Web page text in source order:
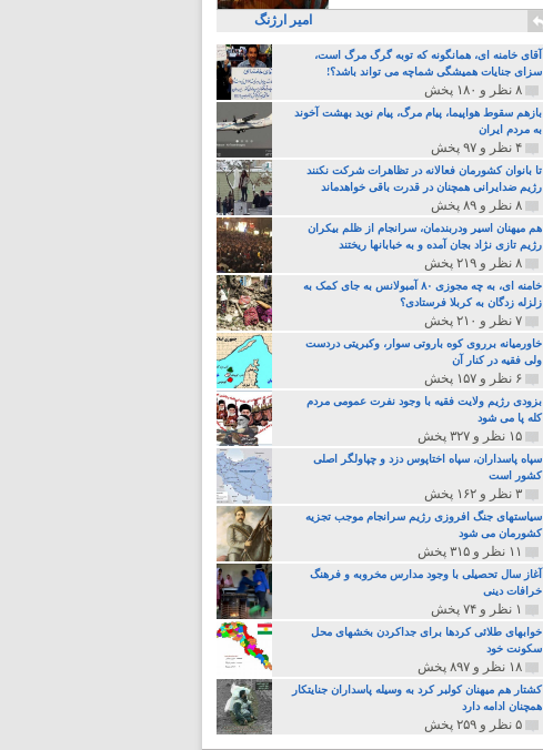
امیر ارژنگ
آقای خامنه ای، همانگونه که توبه گرگ مرگ است،
سزای جنایات همیشگی شماچه می تواند باشد؟!
۸ نظر و ۱۸۰ پخش
بازهم سقوط هواپیما، پیام مرگ، پیام نوید بهشت آخوند
به مردم ایران
۴ نظر و ۹۷ پخش
تا بانوان کشورمان فعالانه در تظاهرات شرکت نکنند
رژیم ضدایرانی همچنان در قدرت باقی خواهدماند
۸ نظر و ۸۹ پخش
هم میهنان اسیر ودربندمان، سرانجام از ظلم بیکران
رژیم تازی نژاد بجان آمده و به خبابانها ریختند
۸ نظر و ۲۱۹ پخش
خامنه ای، به چه مجوزی ۸۰ آمبولانس به جای کمک به
زلزله زدگان به کربلا فرستادی؟
۷ نظر و ۲۱۰ پخش
خاورمیانه برروی کوه باروتی سوار، وکبریتی دردست
ولی فقیه در کنار آن
۶ نظر و ۱۵۷ پخش
بزودی رژیم ولایت فقیه با وجود نفرت عمومی مردم
کله پا می شود
۱۵ نظر و ۳۲۷ پخش
سپاه پاسداران، سپاه اختاپوس دزد و چپاولگر اصلی
کشور است
۳ نظر و ۱۶۲ پخش
سیاستهای جنگ افروزی رژیم سرانجام موجب تجزیه
کشورمان می شود
۱۱ نظر و ۳۱۵ پخش
آغاز سال تحصیلی با وجود مدارس مخروبه و فرهنگ
خرافات دینی
۱ نظر و ۷۴ پخش
خوابهای طلائی کردها برای جداکردن بخشهای محل
سکونت خود
۱۸ نظر و ۸۹۷ پخش
کشتار هم میهنان کولبر کرد به وسیله پاسداران جنایتکار
همچنان ادامه دارد
۵ نظر و ۲۵۹ پخش